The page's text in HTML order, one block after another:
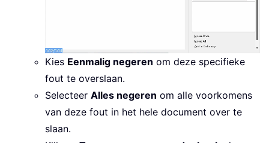
Kies Eenmalig negeren om deze specifieke
fout te overslaan.
Selecteer Alles negeren om alle voorkomens
van deze fout in het hele document over te
slaan.